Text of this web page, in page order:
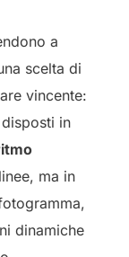
a
scelta di
vincente:
in
ma in
dinamiche